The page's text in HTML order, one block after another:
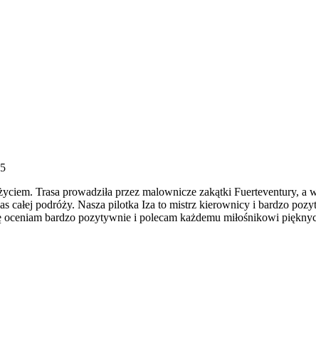
Trasa prowadziła przez malownicze zakątki Fuerteventury,
całej podróży. Nasza pilotka Iza to mistrz kierownicy i bardzo
bardzo pozytywnie i polecam każdemu miłośnikowi